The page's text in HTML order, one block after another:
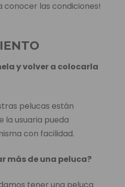
conocer las condiciones!
y volver a colocarla
pelucas están
la usuaria pueda
con facilidad.
más de una peluca?